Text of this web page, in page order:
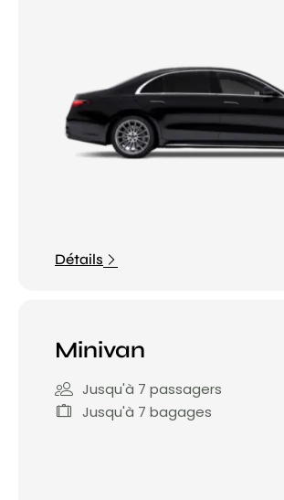
Détails
Minivan
Jusqu'à 7 passagers
Jusqu'à 7 bagages